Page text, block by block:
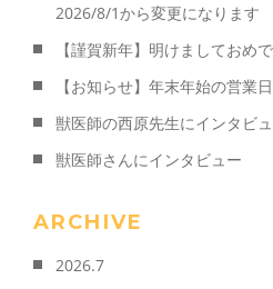
2026/8/1から変更になります
【謹賀新年】明けましておめ
【お知らせ】年末年始の営業
獣医師の西原先生にインタビ
獣医師さんにインタビュー
ARCHIVE
2026.7